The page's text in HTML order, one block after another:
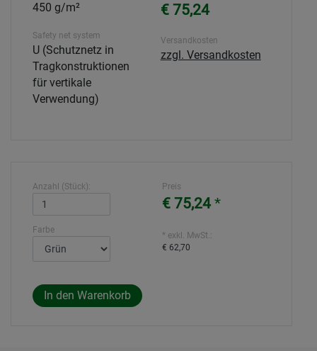
450 g/m²
Safety net system
U (Schutznetz in
Tragkonstruktionen
für vertikale
Verwendung)
€ 75,24
Versandkosten
zzgl. Versandkosten
Anzahl (Stück):
Farbe
Preis
€ 75,24*
* exkl. MwSt.:
€ 62,70